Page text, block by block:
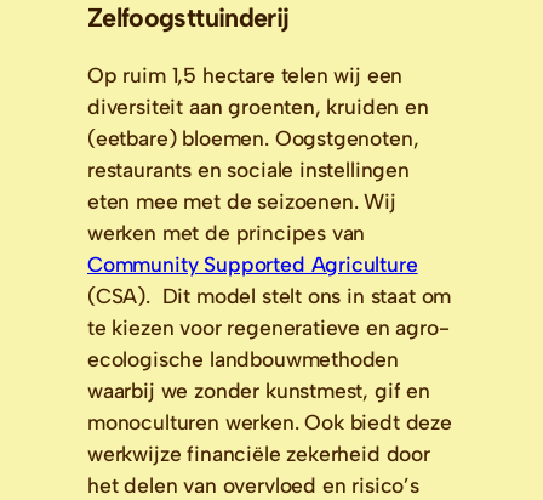
Zelfoogsttuinderij
Op ruim 1,5 hectare telen wij een
diversiteit aan groenten, kruiden en
(eetbare) bloemen. Oogstgenoten,
restaurants en sociale instellingen
eten mee met de seizoenen. Wij
Community Supported Agriculture
(CSA).  Dit model stelt ons in staat om
te kiezen voor regeneratieve en agro-
ecologische landbouwmethoden
waarbij we zonder kunstmest, gif en
monoculturen werken. Ook biedt deze
werkwijze financiële zekerheid door
het delen van overvloed en risico’s